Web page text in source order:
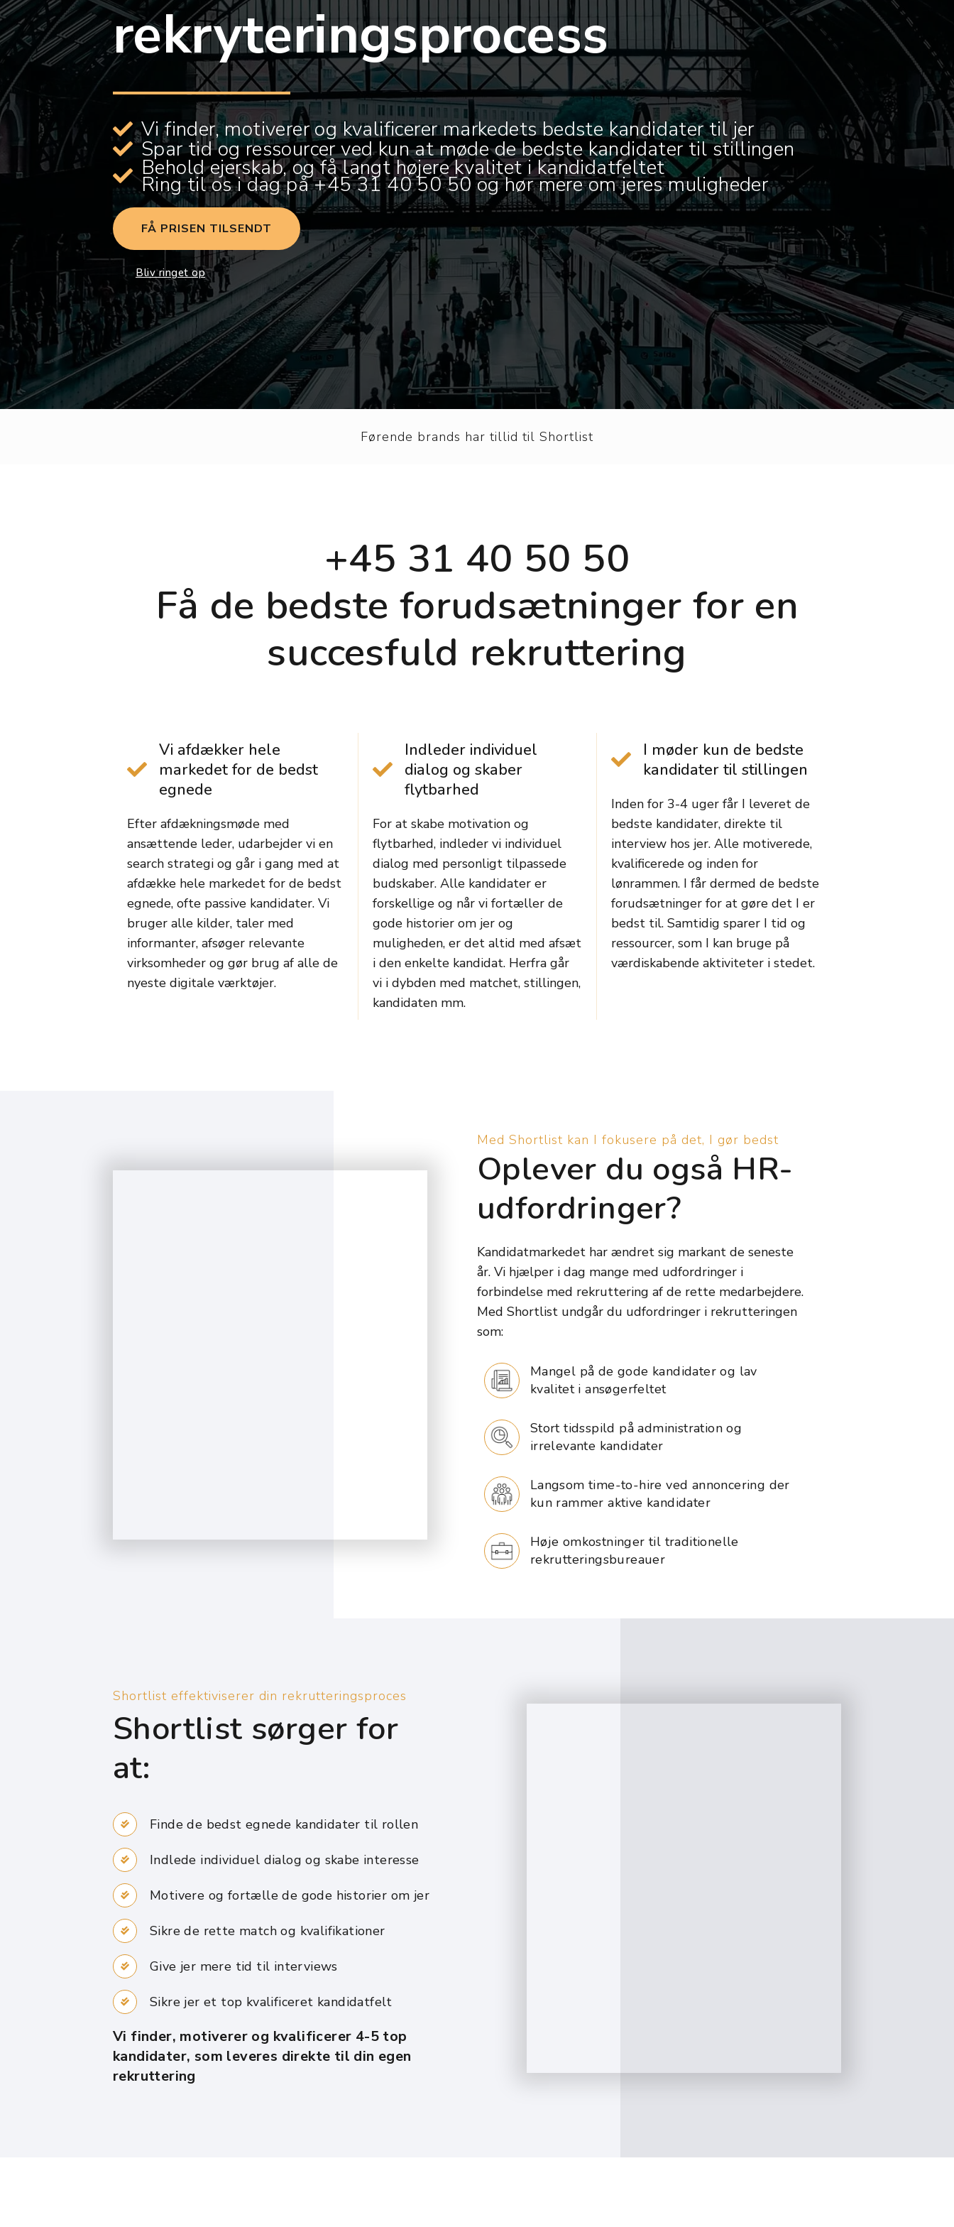
rekryteringsprocess
Vi finder, motiverer og kvalificerer markedets bedste kandidater til jer
Spar tid og ressourcer ved kun at møde de bedste kandidater til stillingen
Behold ejerskab, og få langt højere kvalitet i kandidatfeltet
Ring til os i dag på +45 31 40 50 50 og hør mere om jeres muligheder
FÅ PRISEN TILSENDT
Bliv ringet op
Førende brands har tillid til Shortlist
+45 31 40 50 50
Få de bedste forudsætninger for en
succesfuld rekruttering
Vi afdækker hele
markedet for de bedst
egnede
Efter afdækningsmøde med
ansættende leder, udarbejder vi en
search strategi og går i gang med at
afdække hele markedet for de bedst
egnede, ofte passive kandidater. Vi
bruger alle kilder, taler med
informanter, afsøger relevante
virksomheder og gør brug af alle de
nyeste digitale værktøjer.
Indleder individuel
dialog og skaber
flytbarhed
For at skabe motivation og
flytbarhed, indleder vi individuel
dialog med personligt tilpassede
budskaber. Alle kandidater er
forskellige og når vi fortæller de
gode historier om jer og
muligheden, er det altid med afsæt
i den enkelte kandidat. Herfra går
vi i dybden med matchet, stillingen,
kandidaten mm.
I møder kun de bedste
kandidater til stillingen
Inden for 3-4 uger får I leveret de
bedste kandidater, direkte til
interview hos jer. Alle motiverede,
kvalificerede og inden for
lønrammen. I får dermed de bedste
forudsætninger for at gøre det I er
bedst til. Samtidig sparer I tid og
ressourcer, som I kan bruge på
værdiskabende aktiviteter i stedet.
Med Shortlist kan I fokusere på det, I gør bedst
Oplever du også HR-
udfordringer?
Kandidatmarkedet har ændret sig markant de seneste
år. Vi hjælper i dag mange med udfordringer i
forbindelse med rekruttering af de rette medarbejdere.
Med Shortlist undgår du udfordringer i rekrutteringen
som:
Mangel på de gode kandidater og lav
kvalitet i ansøgerfeltet
Stort tidsspild på administration og
irrelevante kandidater
Langsom time-to-hire ved annoncering der
kun rammer aktive kandidater
Høje omkostninger til traditionelle
rekrutteringsbureauer
Shortlist effektiviserer din rekrutteringsproces
Shortlist sørger for
at:
Finde de bedst egnede kandidater til rollen
Indlede individuel dialog og skabe interesse
Motivere og fortælle de gode historier om jer
Sikre de rette match og kvalifikationer
Give jer mere tid til interviews
Sikre jer et top kvalificeret kandidatfelt
Vi finder, motiverer og kvalificerer 4-5 top
kandidater, som leveres direkte til din egen
rekruttering